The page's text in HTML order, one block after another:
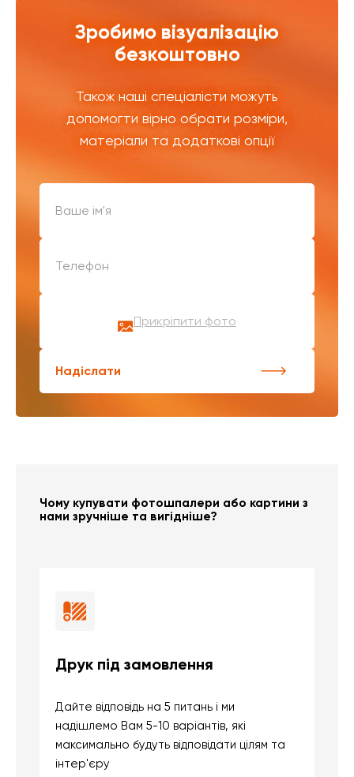
Зробимо візуалізацію
безкоштовно
Також наші спеціалісти можуть
допомогти вірно обрати розміри,
матеріали та додаткові опції
Прикріпити фото
Надіслати
Чому купувати фотошпалери або картини з
нами зручніше та вигідніше?
Друк під замовлення
Дайте відповідь на 5 питань і ми
надішлемо Вам 5-10 варіантів, які
максимально будуть відповідати цілям та
інтер'єру